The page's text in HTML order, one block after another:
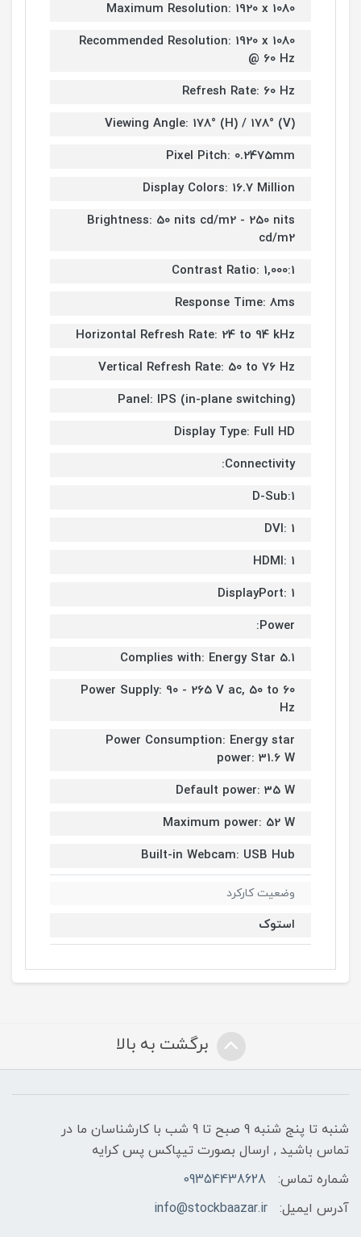
Maximum Resolution: 1920 x 1080
Recommended Resolution: 1920 x 1080
@ 60 Hz
Refresh Rate: 60 Hz
Viewing Angle: 178° (H) / 178° (V)
Pixel Pitch: 0.2475mm
Display Colors: 16.7 Million
Brightness: 50 nits cd/m2 - 250 nits
cd/m2
Contrast Ratio: 1,000:1
Response Time: 8ms
Horizontal Refresh Rate: 24 to 94 kHz
Vertical Refresh Rate: 50 to 76 Hz
Panel: IPS (in-plane switching)
Display Type: Full HD
Connectivity:
D-Sub:1
DVI: 1
HDMI: 1
DisplayPort: 1
Power:
Complies with: Energy Star 5.1
Power Supply: 90 - 265 V ac, 50 to 60
Hz
Power Consumption: Energy star
power: 31.6 W
Default power: 35 W
Maximum power: 52 W
Built-in Webcam: USB Hub
وضعیت کارکرد
استوک
برگشت به بالا
شنبه تا پنج شنبه 9 صبح تا 9 شب با کارشناسان ما در
تماس باشید , ارسال بصورت تیپاکس پس کرایه
شماره تماس:
09354438628
آدرس ایمیل:
info@stockbaazar.ir